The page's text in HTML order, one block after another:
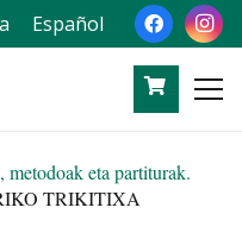
Español
metodoak eta partiturak.
TRIKITIXA